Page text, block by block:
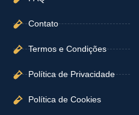
Contato
Termos e Condições
Política de Privacidade
Política de Cookies